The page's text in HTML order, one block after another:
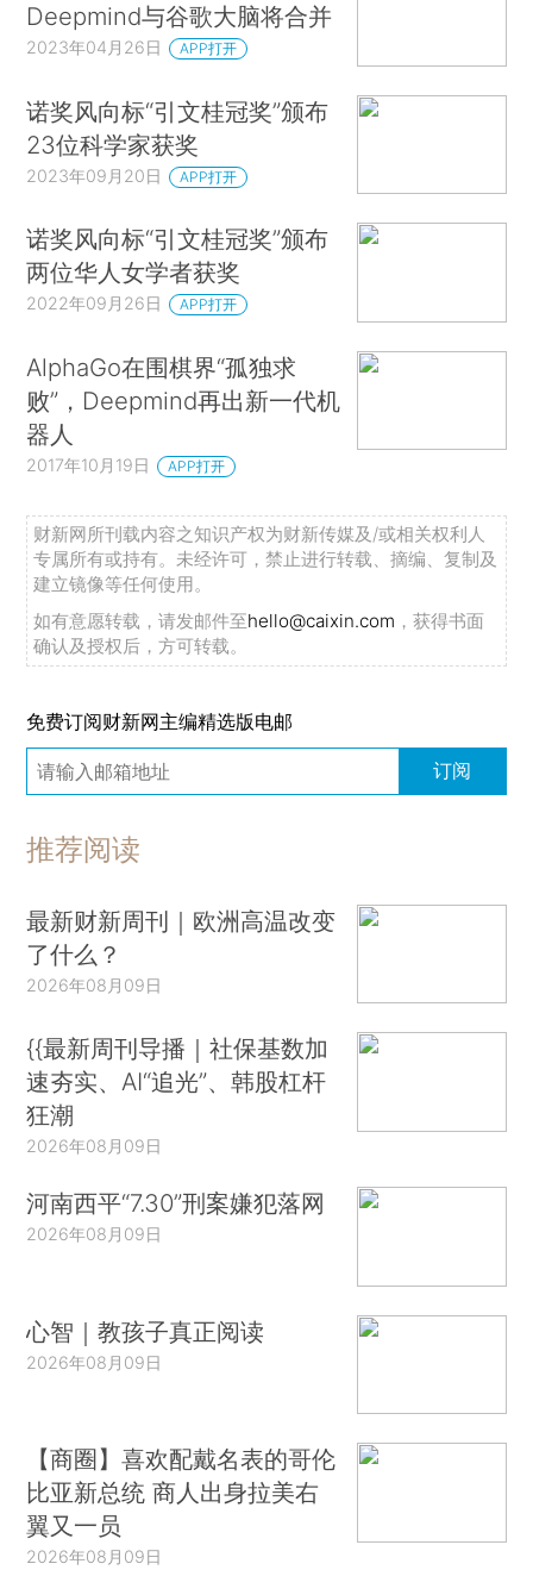
Deepmind与谷歌大脑将合并
2023年04月26日 APP打开
诺奖风向标“引文桂冠奖”颁布
23位科学家获奖
2023年09月20日 APP打开
诺奖风向标“引文桂冠奖”颁布
两位华人女学者获奖
2022年09月26日 APP打开
AlphaGo在围棋界“孤独求
败”，Deepmind再出新一代机
器人
2017年10月19日 APP打开
财新网所刊载内容之知识产权为财新传媒及/或相关权利人
专属所有或持有。未经许可，禁止进行转载、摘编、复制及
建立镜像等任何使用。
如有意愿转载，请发邮件至hello@caixin.com ，获得书面
确认及授权后，方可转载。
免费订阅财新网主编精选版电邮
订阅
推荐阅读
最新财新周刊｜欧洲高温改变
了什么？
2026年08月09日
{{最新周刊导播｜社保基数加
速夯实、AI“追光”、韩股杠杆
狂潮
2026年08月09日
河南西平“7.30”刑案嫌犯落网
2026年08月09日
心智｜教孩子真正阅读
2026年08月09日
【商圈】喜欢配戴名表的哥伦
比亚新总统 商人出身拉美右
翼又一员
2026年08月09日